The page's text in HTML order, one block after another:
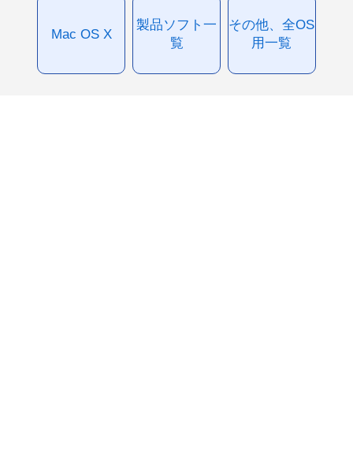
Mac OS X
製品ソフト一
覧
その他、全OS
用一覧